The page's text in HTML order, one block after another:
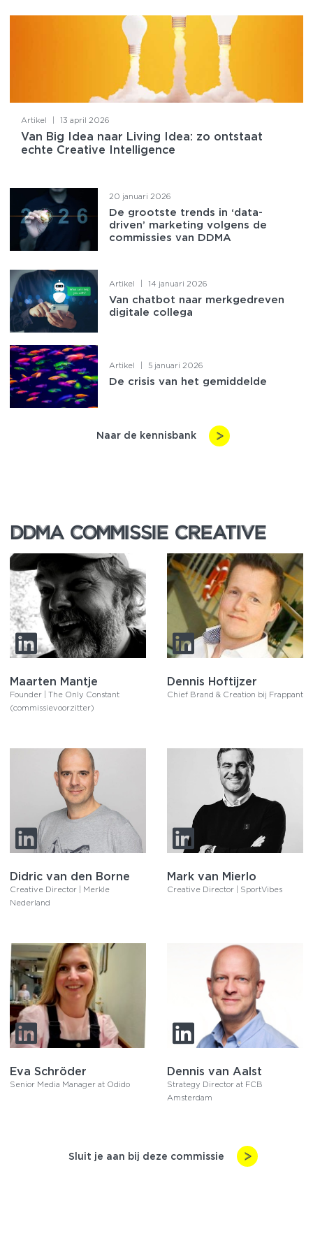
Artikel 13 april 2026
Van Big Idea naar Living Idea: zo ontstaat
echte Creative Intelligence
20 januari 2026
De grootste trends in ‘data-
driven’ marketing volgens de
commissies van DDMA
Artikel 14 januari 2026
Van chatbot naar merkgedreven
digitale collega
Artikel 5 januari 2026
De crisis van het gemiddelde
Naar de kennisbank
DDMA COMMISSIE CREATIVE
DDMA COMMISSIE CREATIVE
Maarten Mantje
Founder | The Only Constant
(commissievoorzitter)
Dennis Hoftijzer
Chief Brand & Creation bij Frappant
Didric van den Borne
Creative Director | Merkle
Nederland
Mark van Mierlo
Creative Director | SportVibes
Eva Schröder
Senior Media Manager at Odido
Dennis van Aalst
Strategy Director at FCB
Amsterdam
Sluit je aan bij deze commissie